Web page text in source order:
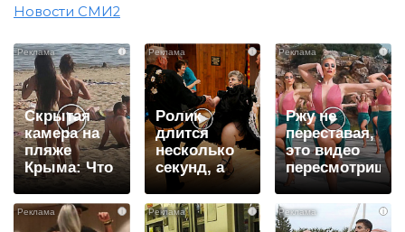
Новости СМИ2
i
Скрытая
камера на
пляже
Крыма: Что
люди
вытворяют,
когда их не
i
Ролик
длится
несколько
секунд, а
смеяться
вы будете
долго
i
Ржу не
переставая,
это видео
пересмотришь
не раз
i i i